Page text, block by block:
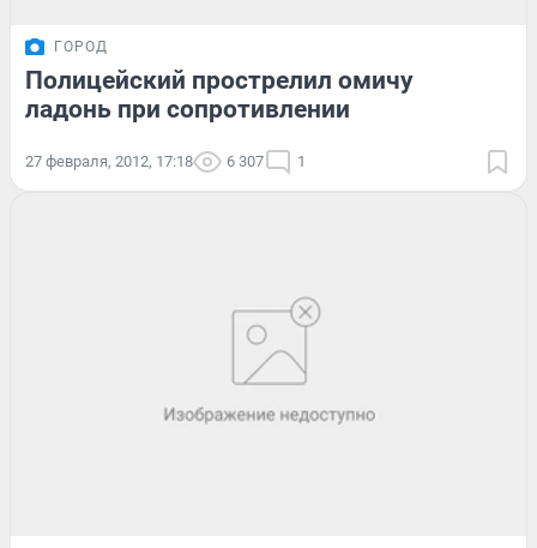
ГОРОД
Полицейский прострелил омичу
ладонь при сопротивлении
27 февраля, 2012, 17:18 6 307 1